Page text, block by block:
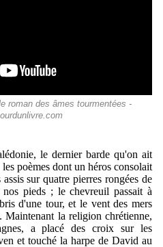
roman des âmes tourmentées -
le dernier barde qu'on ait
poèmes dont un héros consolait
sur quatre pierres rongées de
pieds ; le chevreuil passait à
d'une tour, et le vent des mers
la religion chrétienne,
a placé des croix sur les
et touché la harpe de David au